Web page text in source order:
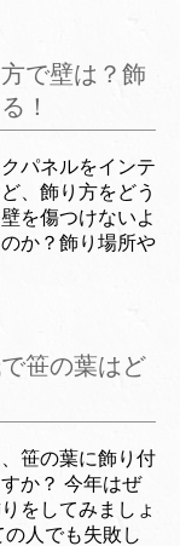
で壁は？飾
！
パネルをインテ
、飾り方をどう
を傷つけないよ
か？飾り場所や
笹の葉はど
笹の葉に飾り付
か？ 今年はぜ
をしてみましょ
の人でも失敗し